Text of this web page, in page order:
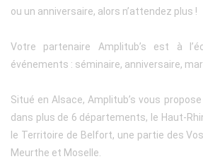
ou un anniversaire, alors n’attendez plus !
Votre partenaire Amplitub’s est à
événements : séminaire, anniversaire,
Situé en Alsace, Amplitub’s vous
dans plus de 6 départements, le Haut-
le Territoire de Belfort, une partie des
Meurthe et Moselle.